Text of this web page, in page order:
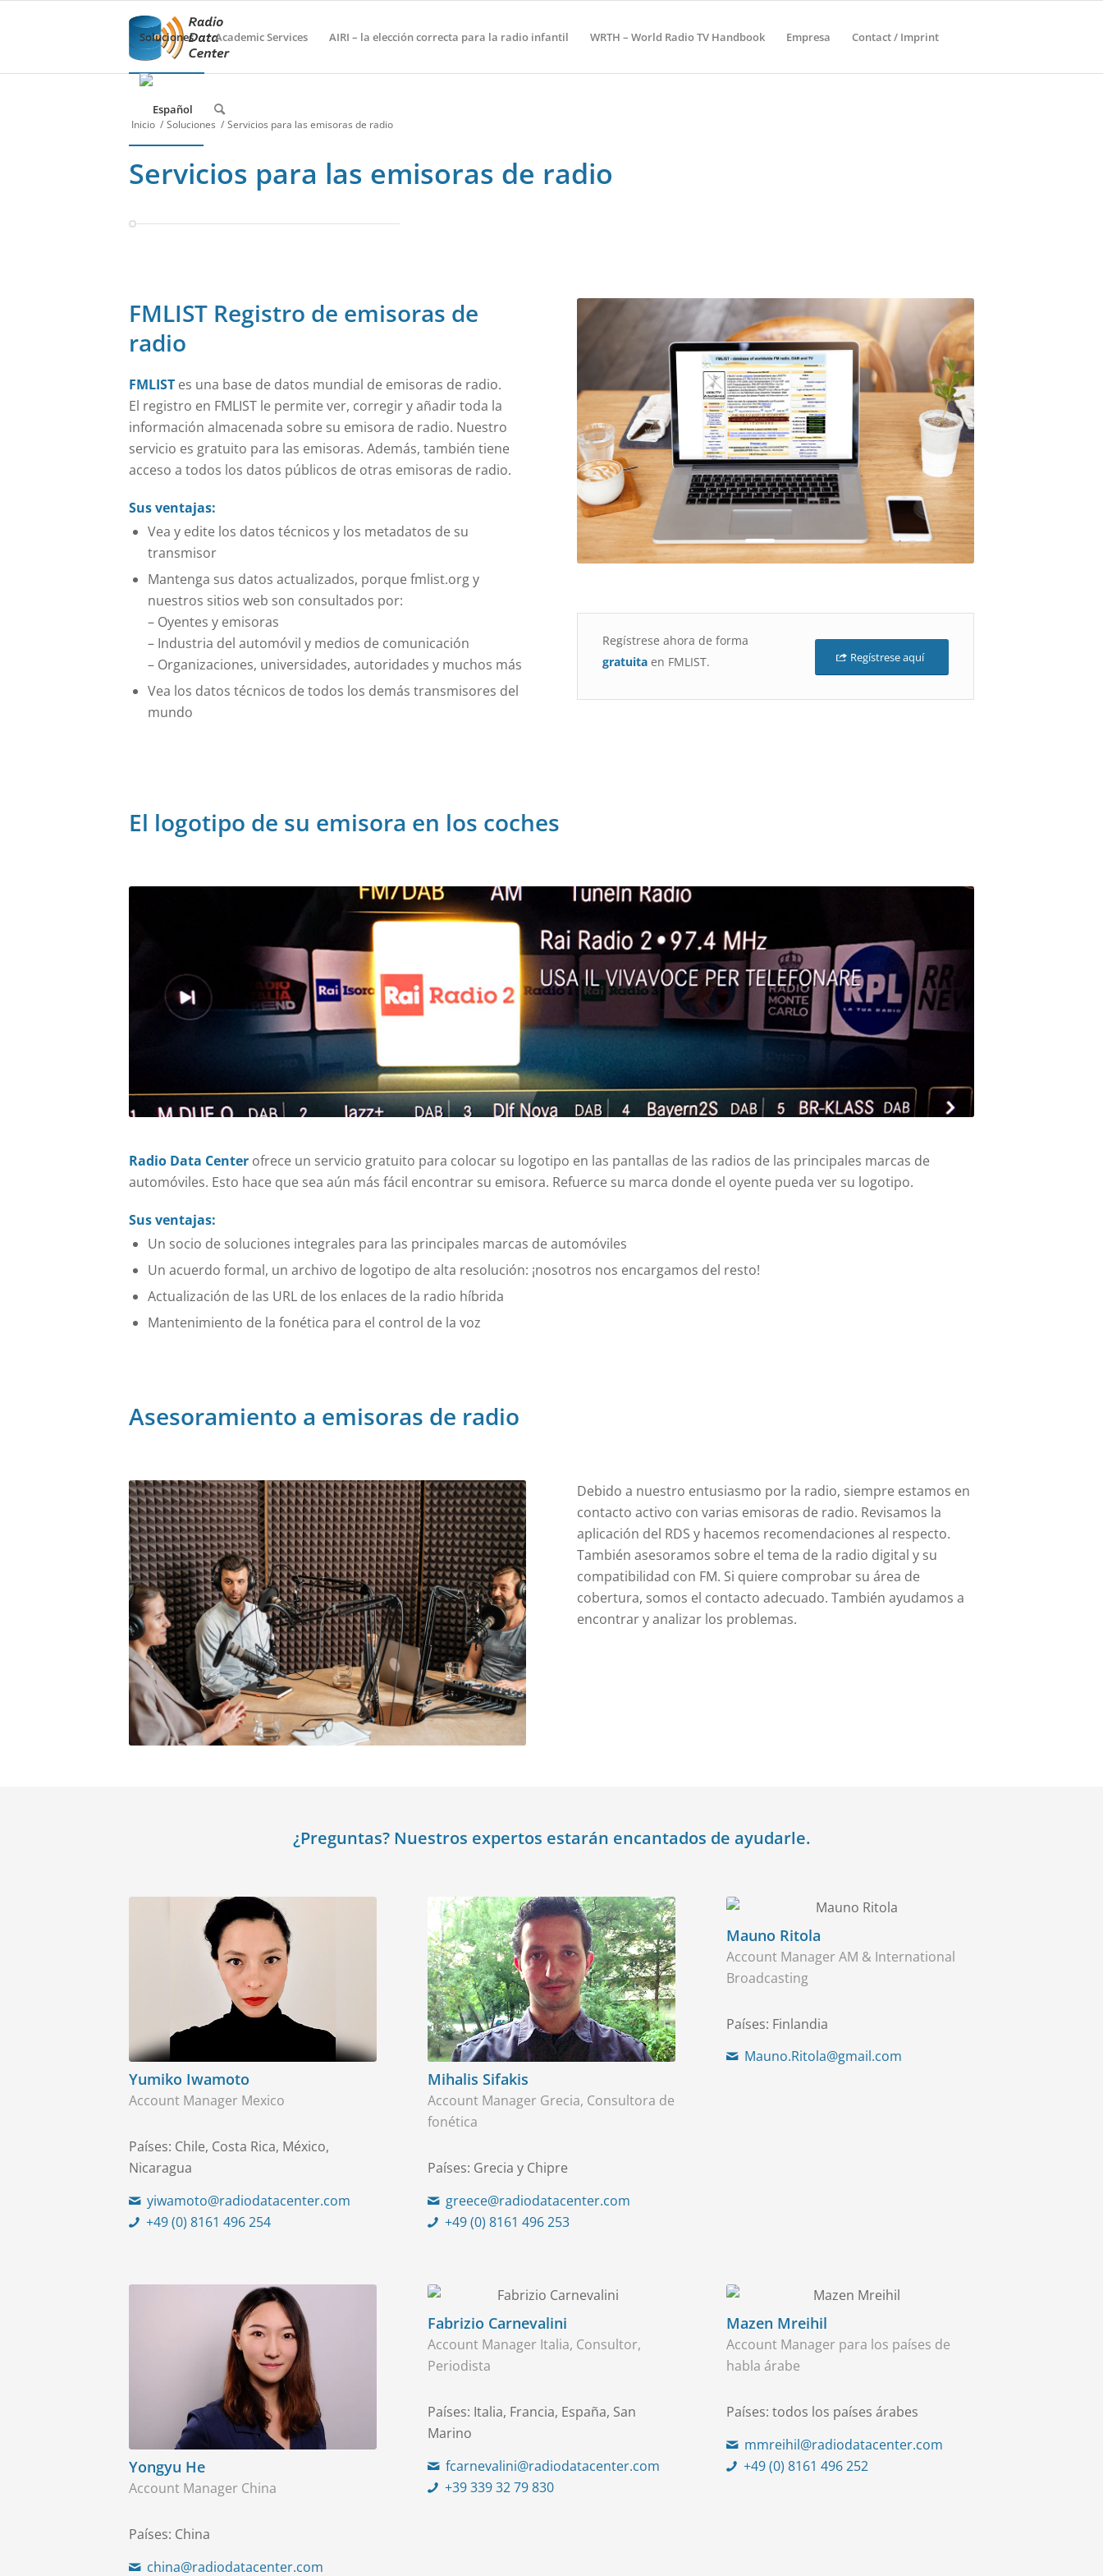
Soluciones Academic Services AIRI – la elección correcta para la radio infantil WRTH – World Radio TV Handbook Empresa Contact / Imprint
Inicio / Soluciones / Servicios para las emisoras de radio
Servicios para las emisoras de radio
FMLIST Registro de emisoras de
radio
FMLIST es una base de datos mundial de emisoras de radio.
El registro en FMLIST le permite ver, corregir y añadir toda la
información almacenada sobre su emisora de radio. Nuestro
servicio es gratuito para las emisoras. Además, también tiene
acceso a todos los datos públicos de otras emisoras de radio.
Sus ventajas:
Vea y edite los datos técnicos y los metadatos de su
transmisor
Mantenga sus datos actualizados, porque fmlist.org y
nuestros sitios web son consultados por:
– Oyentes y emisoras
– Industria del automóvil y medios de comunicación
– Organizaciones, universidades, autoridades y muchos más
Vea los datos técnicos de todos los demás transmisores del
mundo
Regístrese ahora de forma
gratuitaen FMLIST. Regístrese aquí
El logotipo de su emisora en los coches
Radio Data Center ofrece un servicio gratuito para colocar su logotipo en las pantallas de las radios de las principales marcas de
automóviles. Esto hace que sea aún más fácil encontrar su emisora. Refuerce su marca donde el oyente pueda ver su logotipo.
Sus ventajas:
Un socio de soluciones integrales para las principales marcas de automóviles
Un acuerdo formal, un archivo de logotipo de alta resolución: ¡nosotros nos encargamos del resto!
Actualización de las URL de los enlaces de la radio híbrida
Mantenimiento de la fonética para el control de la voz
Asesoramiento a emisoras de radio
Debido a nuestro entusiasmo por la radio, siempre estamos en
contacto activo con varias emisoras de radio. Revisamos la
aplicación del RDS y hacemos recomendaciones al respecto.
También asesoramos sobre el tema de la radio digital y su
compatibilidad con FM. Si quiere comprobar su área de
cobertura, somos el contacto adecuado. También ayudamos a
encontrar y analizar los problemas.
¿Preguntas? Nuestros expertos estarán encantados de ayudarle.
Yumiko Iwamoto
Account Manager Mexico
Países: Chile, Costa Rica, México,
Nicaragua
yiwamoto@radiodatacenter.com
+49 (0) 8161 496 254
Mihalis Sifakis
Account Manager Grecia, Consultora de
fonética
Países: Grecia y Chipre
greece@radiodatacenter.com
+49 (0) 8161 496 253
Mauno Ritola
Account Manager AM & International
Broadcasting
Países: Finlandia
Mauno.Ritola@gmail.com
Yongyu He
Account Manager China
Países: China
china@radiodatacenter.com
Fabrizio Carnevalini
Account Manager Italia, Consultor,
Periodista
Países: Italia, Francia, España, San
Marino
fcarnevalini@radiodatacenter.com
+39 339 32 79 830
Mazen Mreihil
Account Manager para los países de
habla árabe
Países: todos los países árabes
mmreihil@radiodatacenter.com
+49 (0) 8161 496 252